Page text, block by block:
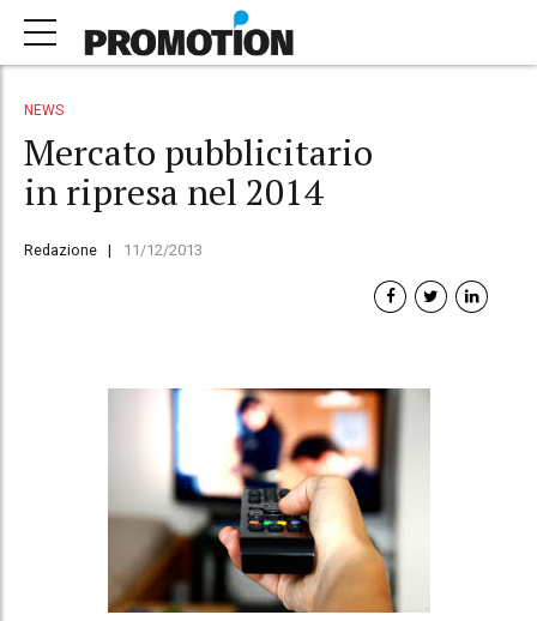
NEWS
Mercato pubblicitario
in ripresa nel 2014
Redazione 11/12/2013